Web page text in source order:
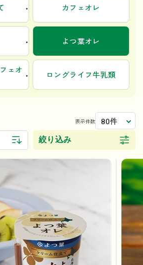
カフェオレ
よつ葉オレ
ェオ
ロングライフ牛乳類
表示件数 80件
絞り込み